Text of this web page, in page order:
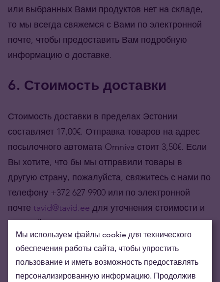
или выбранных Вами продуктов нет на складе,
то мы всегда свяжемся с Вами по электронной
почте, чтобы предоставить Вам подробную
информацию о доставке.
6. Стоимость доставки
Стоимость доставки в пределах Эстонии
составляет 17,00€. Отправка товаров на адрес
посылочного автомата Omniva стоит 3,50€. Если
Вы хотите, что бы мы отправили товары в
другую страну, пожалуйста, свяжитесь с нами по
телефону +372 627 9900 или по электронной
почте tavid@tavid.ee для уточнения стоимости и
условий доставки.
Мы используем файлы cookie для технического
обеспечения работы сайта, чтобы упростить
пользование и иметь возможность предоставлять
персонализированную информацию. Продолжив